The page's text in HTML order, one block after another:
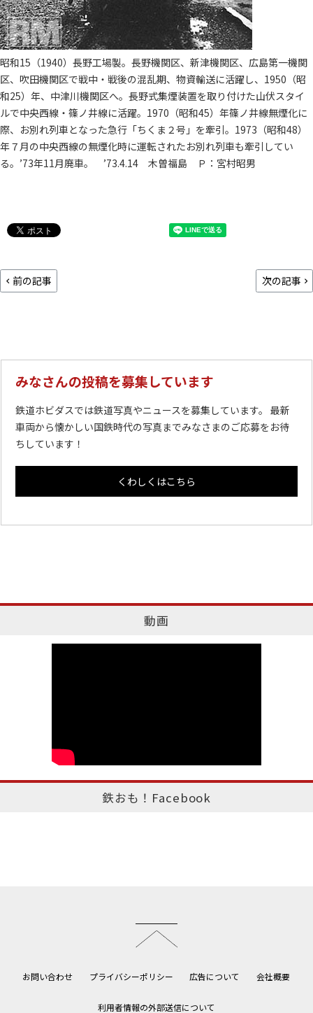
昭和15（1940）長野工場製。長野機関区、新津機関区、広島第一機関
区、吹田機関区で戦中・戦後の混乱期、物資輸送に活躍し、1950（昭
和25）年、中津川機関区へ。長野式集煙装置を取り付けた山伏スタイ
ルで中央西線・篠ノ井線に活躍。1970（昭和45）年篠ノ井線無煙化に
際、お別れ列車となった急行「ちくま２号」を牽引。1973（昭和48）
年７月の中央西線の無煙化時に運転されたお別れ列車も牽引してい
る。’73年11月廃車。 ’73.4.14 木曽福島 Ｐ：宮村昭男
前の記事 次の記事
みなさんの投稿を募集しています
鉄道ホビダスでは鉄道写真やニュースを募集しています。 最新
車両から懐かしい国鉄時代の写真までみなさまのご応募をお待
ちしています！
くわしくはこちら
動画
鉄おも！Facebook
お問い合わせ プライバシーポリシー 広告について 会社概要
利用者情報の外部送信について